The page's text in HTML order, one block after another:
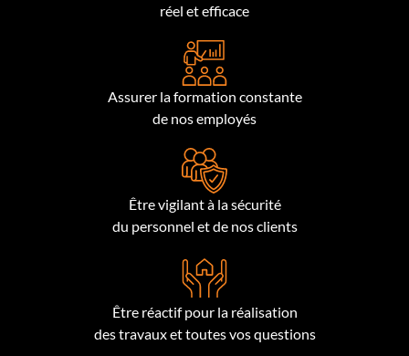
réel et efficace
Assurer la formation constante
de nos employés
Être vigilant à la sécurité
du personnel et de nos clients
Être réactif pour la réalisation
des travaux et toutes vos questions